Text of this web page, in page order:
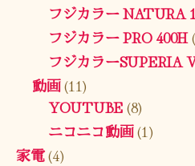
フジカラー NATURA
フジカラー PRO 400H
フジカラーSUPERIA
動画(11)
YOUTUBE(8)
ニコニコ動画(1)
家電(4)